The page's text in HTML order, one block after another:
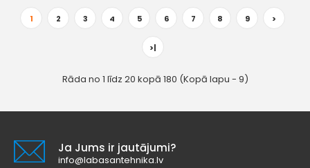
1 2 3 4 5 6 7 8 9 >
>|
Rāda no 1 līdz 20 kopā 180 (Kopā lapu - 9)
Ja Jums ir jautājumi?
info@labasantehnika.lv